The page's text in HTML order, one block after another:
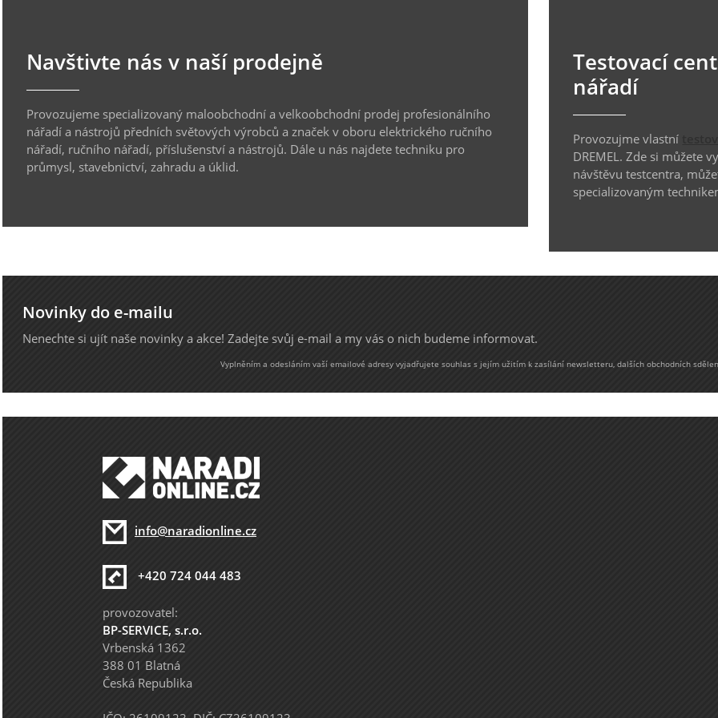
Navštivte nás v naší prodejně
Provozujeme specializovaný maloobchodní a velkoobchodní prodej profesionálního
nářadí a nástrojů předních světových výrobců a značek v oboru elektrického ručního
nářadí, ručního nářadí, příslušenství a nástrojů. Dále u nás najdete techniku pro
průmysl, stavebnictví, zahradu a úklid.
Testovací
nářadí
Provozujme vlastní
DREMEL. Zde si můžete
návštěvu testcentra,
specializovaným
Novinky do e-mailu
Nenechte si ujít naše novinky a akce! Zadejte svůj e-mail a my vás o nich budeme informovat.
Vyplněním a odesláním vaší emailové adresy vyjadřujete souhlas s jejím užitím k zasílání newsletteru, dalších obchodních
info@naradionline.cz
+420 724 044 483
provozovatel:
BP-SERVICE, s.r.o.
Vrbenská 1362
388 01 Blatná
Česká Republika